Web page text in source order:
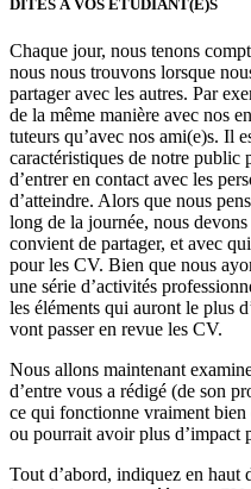
DITES À VOS ÉTUDIANT(E)S
Chaque jour, nous tenons
nous nous trouvons lorsque
partager avec les autres. Par
de la même manière avec nos
tuteurs qu’avec nos ami(e)s. Il
caractéristiques de notre
d’entrer en contact avec les
d’atteindre. Alors que nous
long de la journée, nous
convient de partager, et avec
pour les CV. Bien que nous
une série d’activités
les éléments qui auront le plus
vont passer en revue les CV.
Nous allons maintenant
d’entre vous a rédigé (de son
ce qui fonctionne vraiment
ou pourrait avoir plus d’impact
Tout d’abord, indiquez en haut